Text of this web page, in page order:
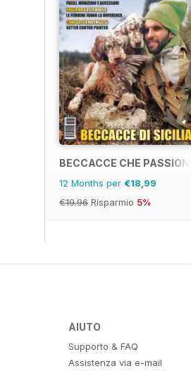
BECCACCE CHE PASSIONE
12 Months per €18,99
€19.96 Risparmio 5%
AIUTO
Supporto & FAQ
Assistenza via e-mail